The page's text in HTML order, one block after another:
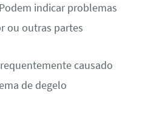
indicar problemas
ou outras partes
causado
de degelo